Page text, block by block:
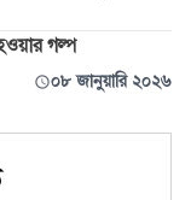
গল্প
০৮ জানুয়ারি ২০২৬